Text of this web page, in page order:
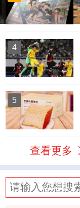
4
5
查看更多